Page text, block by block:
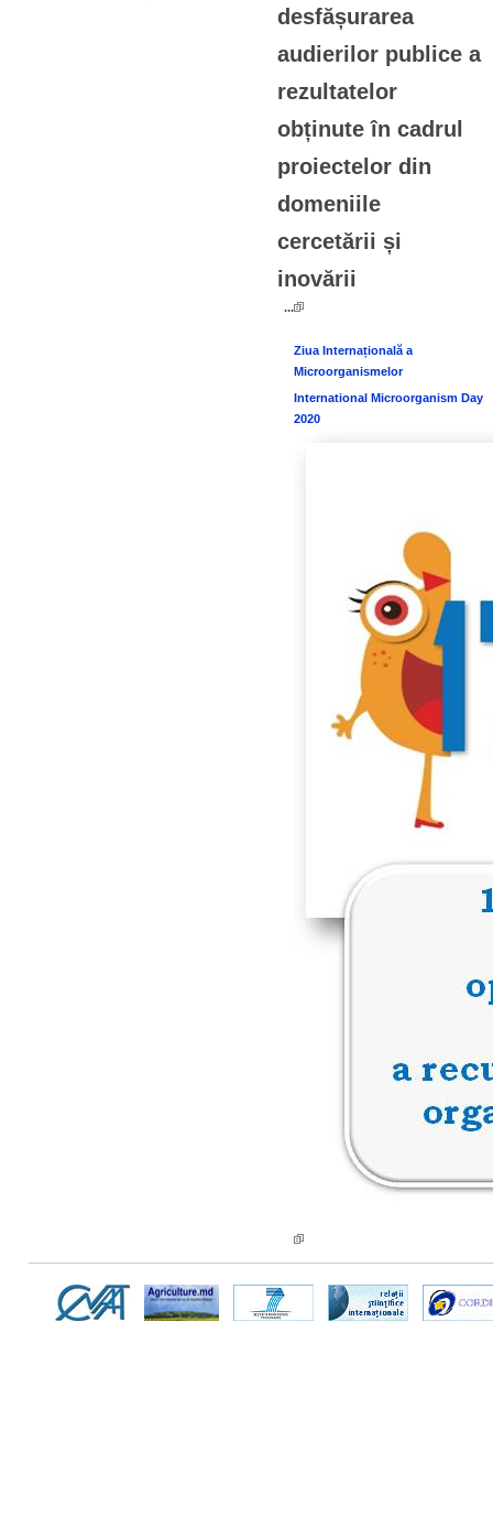
desfășurarea
audierilor publice a
rezultatelor
obținute în cadrul
proiectelor din
domeniile
cercetării și
inovării
...
Ziua Internațională a
Microorganismelor
International Microorganism Day
2020